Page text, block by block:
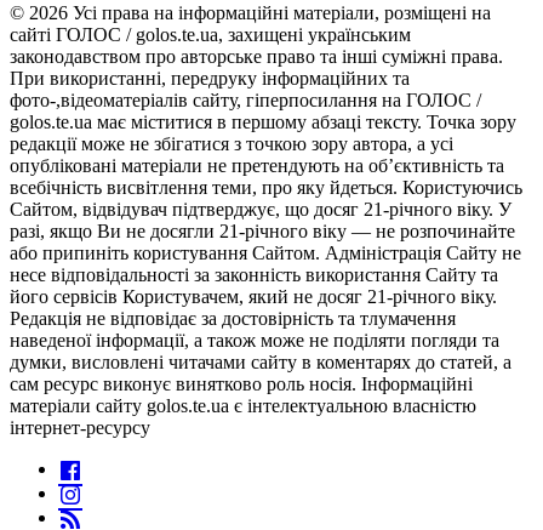
© 2026 Усі права на інформаційні матеріали, розміщені на
сайті ГОЛОС / golos.te.ua, захищені українським
законодавством про авторське право та інші суміжні права.
При використанні, передруку інформаційних та
фото-,відеоматеріалів сайту, гіперпосилання на ГОЛОС /
golos.te.ua має міститися в першому абзаці тексту. Точка зору
редакції може не збігатися з точкою зору автора, а усі
опубліковані матеріали не претендують на об’єктивність та
всебічність висвітлення теми, про яку йдеться. Користуючись
Сайтом, відвідувач підтверджує, що досяг 21-річного віку. У
разі, якщо Ви не досягли 21-річного віку — не розпочинайте
або припиніть користування Сайтом. Адміністрація Сайту не
несе відповідальності за законність використання Сайту та
його сервісів Користувачем, який не досяг 21-річного віку.
Редакція не відповідає за достовірність та тлумачення
наведеної інформації, а також може не поділяти погляди та
думки, висловлені читачами сайту в коментарях до статей, а
сам ресурс виконує винятково роль носія. Інформаційні
матеріали сайту golos.te.ua є інтелектуальною власністю
інтернет-ресурсу